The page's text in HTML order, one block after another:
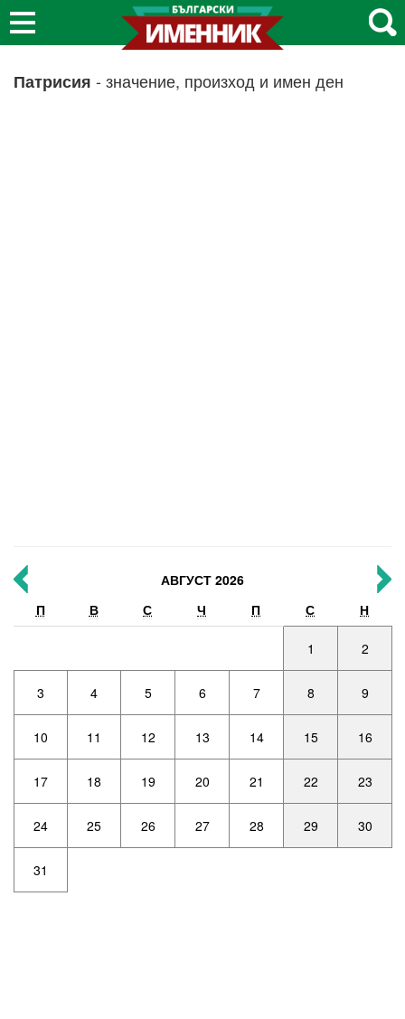
Патрисия - значение, произход и имен ден
АВГУСТ 2026
П
В С Ч П С Н
1 2
3 4 5 6 7 8 9
10 11 12 13 14 15 16
17 18 19 20 21 22 23
24 25 26 27 28 29 30
31